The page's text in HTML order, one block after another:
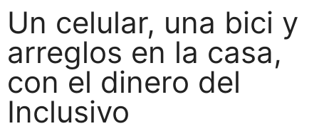
Un celular, una bici y
arreglos en la casa,
con el dinero del
Inclusivo